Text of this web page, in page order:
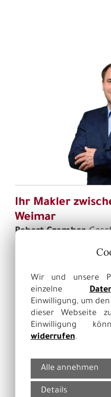
Ihr Makler
Weimar
Robert Czambor
Telefon:
036203
E-Mail:
info@casa-
Wir und unsere
einzelne
Einwilligung, um
dieser Webseite
Einwilligung
widerrufen.
Alle annehmen
Details